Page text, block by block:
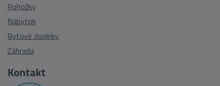
Rohožky
Nábytok
Bytové doplnky
Záhrada
Kontakt